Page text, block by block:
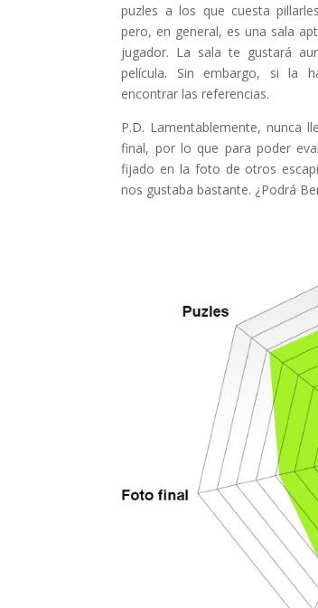
puzles a los que cuesta
pero, en general, es una sala
jugador. La sala te gustará
película. Sin embargo, si la
encontrar las referencias.
P.D. Lamentablemente, nunca
final, por lo que para poder
fijado en la foto de otros
nos gustaba bastante. ¿Podrá